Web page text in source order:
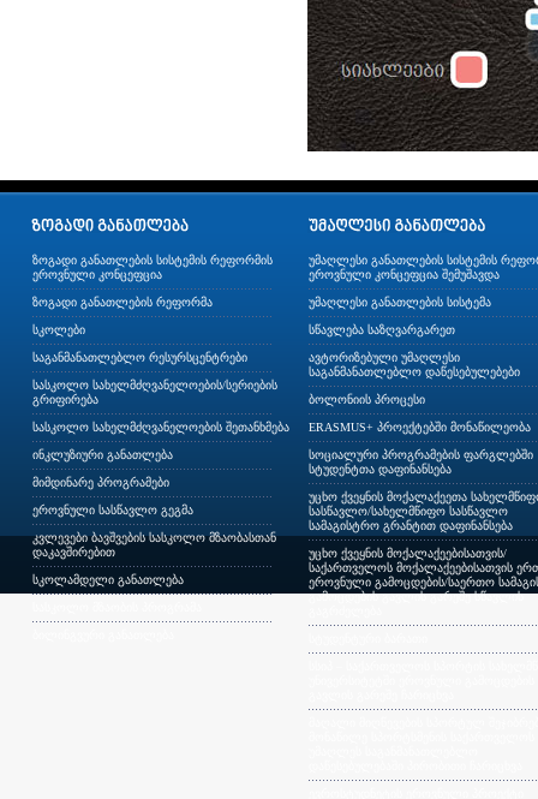
ზოგადი განათლების სისტემის რეფორმის
ეროვნული კონცეფცია
ზოგადი განათლების რეფორმა
სკოლები
საგანმანათლებლო რესურსცენტრები
სასკოლო სახელმძღვანელოების/სერიების
გრიფირება
სასკოლო სახელმძღვანელოების შეთანხმება
ინკლუზიური განათლება
მიმდინარე პროგრამები
ეროვნული სასწავლო გეგმა
კვლევები ბავშვების სასკოლო მზაობასთან
დაკავშირებით
სკოლამდელი განათლება
უმაღლესი განათლების სისტემის
ეროვნული კონცეფცია შემუშავდა
უმაღლესი განათლების სისტემა
სწავლება საზღვარგარეთ
ავტორიზებული უმაღლესი
საგანმანათლებლო დაწესებულებები
ბოლონიის პროცესი
ERASMUS+ პროექტებში მონაწილეობა
სოციალური პროგრამების ფარგლებში
სტუდენტთა დაფინანსება
უცხო ქვეყნის მოქალაქეეთა
სასწავლო/სახელმწიფო სასწავლო
სამაგისტრო გრანტით დაფინანსება
უცხო ქვეყნის მოქალაქეებისათვის/
საქართველოს მოქალაქეებისათვის
ეროვნული გამოცდების/საერთო
გამოცდების გავლის გარეშე სწავლის